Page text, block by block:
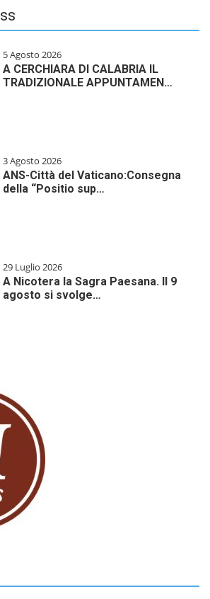
5 Agosto 2026
A CERCHIARA DI CALABRIA IL
TRADIZIONALE APPUNTAMEN…
3 Agosto 2026
ANS-Città del Vaticano:Consegna
della “Positio sup…
29 Luglio 2026
A Nicotera la Sagra Paesana. Il 9
agosto si svolge…